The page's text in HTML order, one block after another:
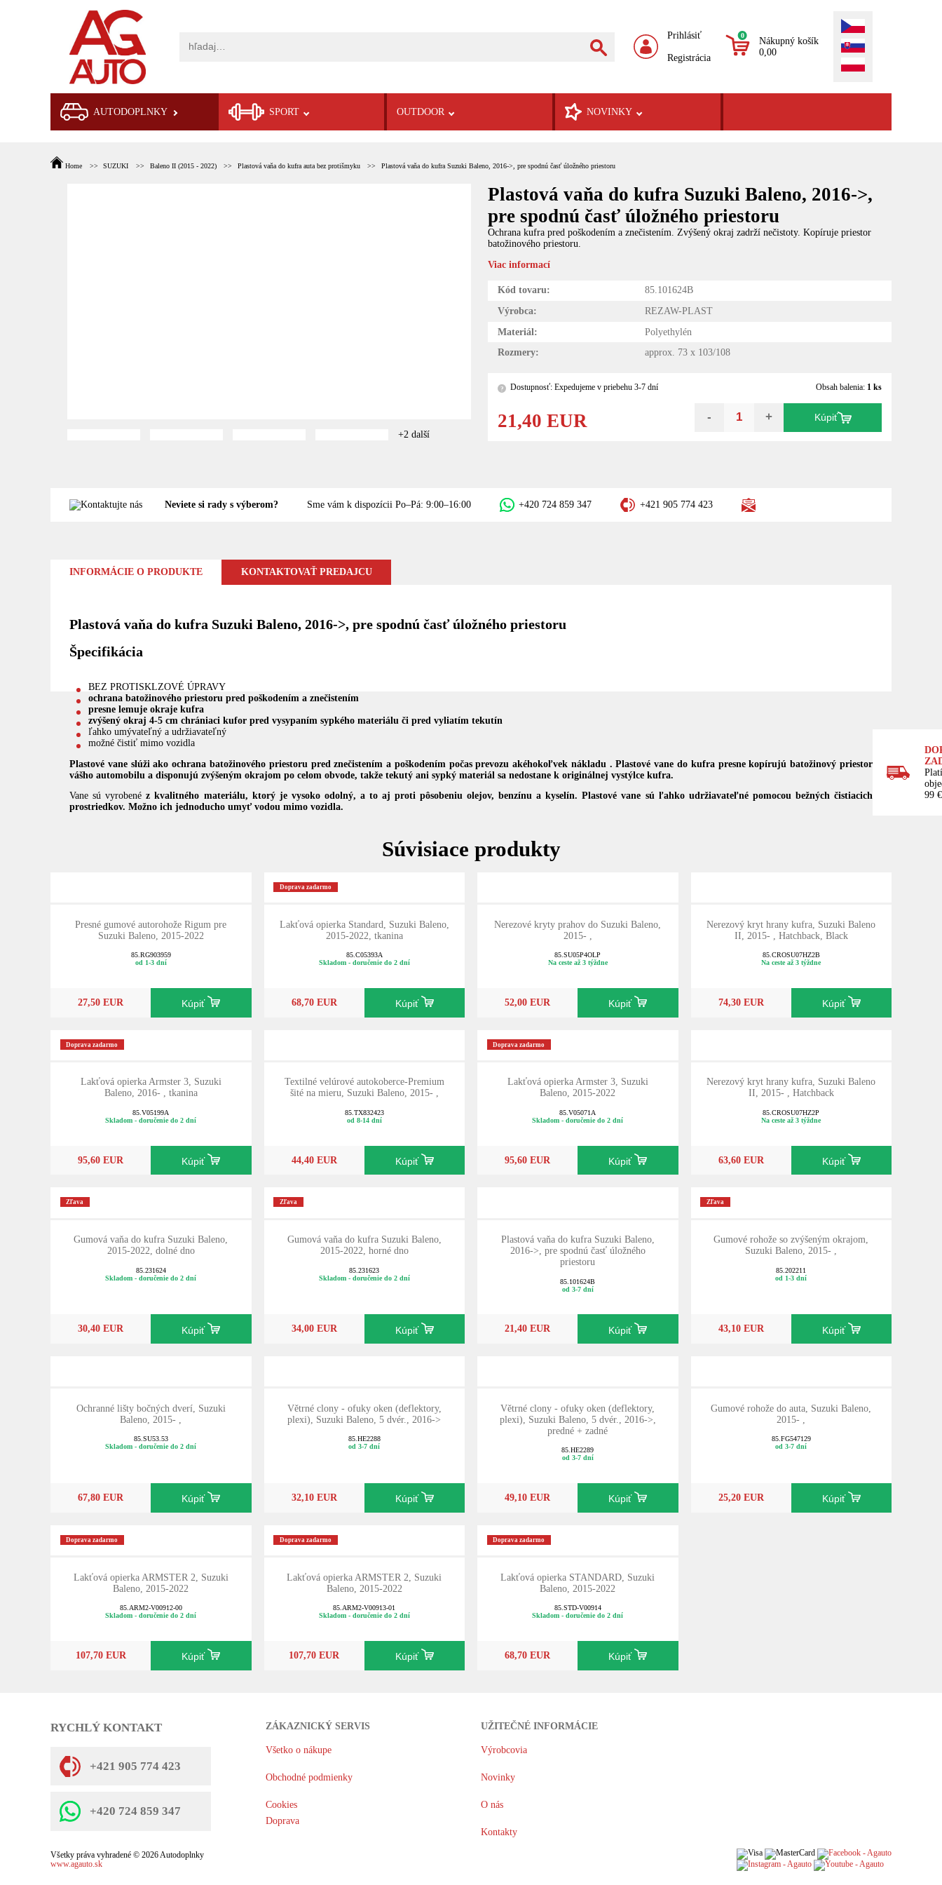
Prihlásiť
Registrácia
0
Nákupný košík
0,00
AUTODOPLNKY SPORT OUTDOOR NOVINKY
Home SUZUKI Baleno II (2015 - 2022) Plastová vaňa do kufra auta bez protišmyku Plastová vaňa do kufra Suzuki Baleno, 2016->, pre spodnú časť úložného priestoru
+2 další
Plastová vaňa do kufra Suzuki Baleno, 2016->,
pre spodnú časť úložného priestoru
Ochrana kufra pred poškodením a znečistením. Zvýšený okraj zadrží nečistoty. Kopíruje priestor
batožinového priestoru.
Viac informací
Kód tovaru:
85.101624B
Výrobca:
REZAW-PLAST
Materiál:
Polyethylén
Rozmery:
approx. 73 x 103/108
? Dostupnosť: Expedujeme v priebehu 3-7 dní Obsah balenia: 1 ks
21,40 EUR - + Kúpiť
Neviete si rady s výberom? Sme vám k dispozícii Po–Pá: 9:00–16:00 +420 724 859 347 +421 905 774 423
INFORMÁCIE O PRODUKTE KONTAKTOVAŤ PREDAJCU
Plastová vaňa do kufra Suzuki Baleno, 2016->, pre spodnú časť úložného priestoru
Špecifikácia
BEZ PROTISKLZOVÉ ÚPRAVY
ochrana batožinového priestoru pred poškodením a znečistením
presne lemuje okraje kufra
zvýšený okraj 4-5 cm chrániaci kufor pred vysypaním sypkého materiálu či pred vyliatím tekutín
ľahko umývateľný a udržiavateľný
možné čistiť mimo vozidla
Plastové vane slúži ako ochrana batožinového priestoru pred znečistením a poškodením počas prevozu akéhokoľvek nákladu . Plastové vane do kufra presne kopírujú batožinový priestor
vášho automobilu adisponujú zvýšeným okrajom po celom obvode, takže tekutý ani sypký materiál sa nedostane k originálnej vystýlce kufra.
Vane sú vyrobenéz kvalitného materiálu, ktorý je vysoko odolný, a to aj proti pôsobeniu olejov, benzínu a kyselín. Plastové vane sú ľahko udržiavateľné pomocou bežných čistiacich
prostriedkov. Možno ich jednoducho umyť vodou mimo vozidla.
99
Súvisiace produkty
Presné gumové autorohože Rigum pre
Suzuki Baleno, 2015-2022
85.RG903959
od 1-3 dní
27,50 EUR Kúpiť
Doprava zadarmo
Lakťová opierka Standard, Suzuki Baleno,
2015-2022, tkanina
85.C05393A
Skladom - doručenie do 2 dní
68,70 EUR Kúpiť
Nerezové kryty prahov do Suzuki Baleno,
2015- ,
85.SU05P4OLP
Na ceste až 3 týždne
52,00 EUR Kúpiť
Nerezový kryt hrany kufra, Suzuki Baleno
II, 2015- , Hatchback, Black
85.CROSU07HZ2B
Na ceste až 3 týždne
74,30 EUR Kúpiť
Doprava zadarmo
Lakťová opierka Armster 3, Suzuki
Baleno, 2016- , tkanina
85.V05199A
Skladom - doručenie do 2 dní
95,60 EUR Kúpiť
Textilné velúrové autokoberce-Premium
šité na mieru, Suzuki Baleno, 2015- ,
85.TX832423
od 8-14 dní
44,40 EUR Kúpiť
Doprava zadarmo
Lakťová opierka Armster 3, Suzuki
Baleno, 2015-2022
85.V05071A
Skladom - doručenie do 2 dní
95,60 EUR Kúpiť
Nerezový kryt hrany kufra, Suzuki Baleno
II, 2015- , Hatchback
85.CROSU07HZ2P
Na ceste až 3 týždne
63,60 EUR Kúpiť
Zľava
Gumová vaňa do kufra Suzuki Baleno,
2015-2022, dolné dno
85.231624
Skladom - doručenie do 2 dní
30,40 EUR Kúpiť
Zľava
Gumová vaňa do kufra Suzuki Baleno,
2015-2022, horné dno
85.231623
Skladom - doručenie do 2 dní
34,00 EUR Kúpiť
Plastová vaňa do kufra Suzuki Baleno,
2016->, pre spodnú časť úložného
priestoru
85.101624B
od 3-7 dní
21,40 EUR Kúpiť
Zľava
Gumové rohože so zvýšeným okrajom,
Suzuki Baleno, 2015- ,
85.202211
od 1-3 dní
43,10 EUR Kúpiť
Ochranné lišty bočných dverí, Suzuki
Baleno, 2015- ,
85.SU53.53
Skladom - doručenie do 2 dní
67,80 EUR Kúpiť
Větrné clony - ofuky oken (deflektory,
plexi), Suzuki Baleno, 5 dvér., 2016->
85.HE2288
od 3-7 dní
32,10 EUR Kúpiť
Větrné clony - ofuky oken (deflektory,
plexi), Suzuki Baleno, 5 dvér., 2016->,
predné + zadné
85.HE2289
od 3-7 dní
49,10 EUR Kúpiť
Gumové rohože do auta, Suzuki Baleno,
2015- ,
85.FG547129
od 3-7 dní
25,20 EUR Kúpiť
Doprava zadarmo
Lakťová opierka ARMSTER 2, Suzuki
Baleno, 2015-2022
85.ARM2-V00912-00
Skladom - doručenie do 2 dní
107,70 EUR Kúpiť
Doprava zadarmo
Lakťová opierka ARMSTER 2, Suzuki
Baleno, 2015-2022
85.ARM2-V00913-01
Skladom - doručenie do 2 dní
107,70 EUR Kúpiť
Doprava zadarmo
Lakťová opierka STANDARD, Suzuki
Baleno, 2015-2022
85.STD-V00914
Skladom - doručenie do 2 dní
68,70 EUR Kúpiť
RYCHLÝ KONTAKT
+421 905 774 423
+420 724 859 347
ZÁKAZNICKÝ SERVIS
Všetko o nákupe
Obchodné podmienky
Cookies
Doprava
UŽITEČNÉ INFORMÁCIE
Výrobcovia
Novinky
O nás
Kontakty
Všetky práva vyhradené © 2026 Autodoplnky
www.agauto.sk